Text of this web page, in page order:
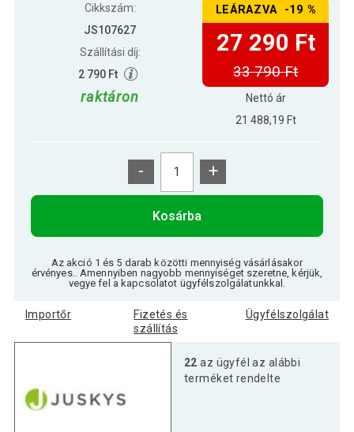
Cikkszám:
JS107627
Szállítási díj:
2 790 Ft
raktáron
LEÁRAZVA -19 %
27 290 Ft
33 790 Ft
Nettó ár
21 488,19 Ft
- +
Kosárba
Az akció 1 és 5 darab közötti mennyiség vásárlásakor
érvényes.. Amennyiben nagyobb mennyiséget szeretne, kérjük,
vegye fel a kapcsolatot ügyfélszolgálatunkkal.
Importőr
Fizetés és
szállítás
Ügyfélszolgálat
22 az ügyfél az alábbi
terméket rendelte